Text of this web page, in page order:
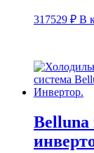
317529 ₽ В
Belluna